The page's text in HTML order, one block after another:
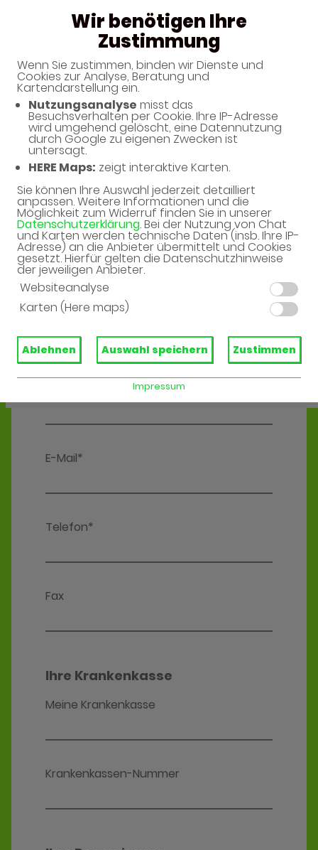
Wir benötigen Ihre
Zustimmung
Wenn Sie zustimmen, binden wir Dienste und
Cookies zur Analyse, Beratung und
Kartendarstellung ein.
Nutzungsanalyse misst das
Besuchsverhalten per Cookie. Ihre IP-Adresse
wird umgehend gelöscht, eine Datennutzung
durch Google zu eigenen Zwecken ist
untersagt.
HERE Maps: zeigt interaktive Karten.
Sie können Ihre Auswahl jederzeit detailliert
anpassen. Weitere Informationen und die
Möglichkeit zum Widerruf finden Sie in unserer
Datenschutzerklärung. Bei der Nutzung von Chat
und Karten werden technische Daten (insb. Ihre IP-
Adresse) an die Anbieter übermittelt und Cookies
gesetzt. Hierfür gelten die Datenschutzhinweise
der jeweiligen Anbieter.
Websiteanalyse
Karten (Here maps)
Ablehnen Auswahl speichern Zustimmen
Impressum
Unverbindliche Arzneimittel-
Reservierung
Nibelungen-Apotheke
Nibelungenplatz 1, 94032 Passau
Eine Bearbeitung und Abholung der unverbindlichen
Arzneimittel-Reservierung ist nur während der
Öffnungszeiten möglich.